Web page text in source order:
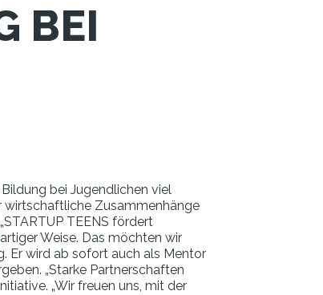
BEI
bei Jugendlichen viel
wirtschaftliche Zusammenhänge
TEENS fördert
Weise. Das möchten wir
Er wird ab sofort auch als Mentor
„Starke Partnerschaften
„Wir freuen uns, mit der